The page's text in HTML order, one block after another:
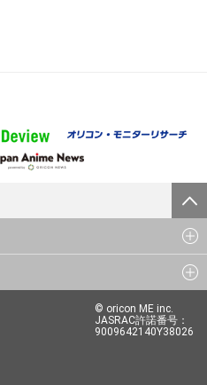
© oricon ME inc.
JASRAC許諾番号：
9009642140Y38026